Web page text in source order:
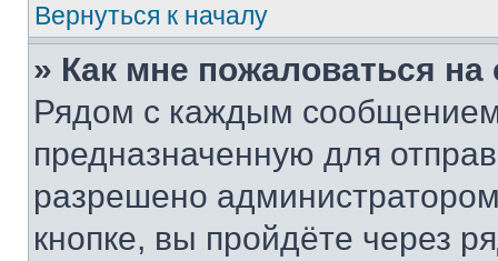
Вернуться к началу
» Как мне пожаловаться
Рядом с каждым сообщением
предназначенную для
разрешено
кнопке, вы пройдёте через